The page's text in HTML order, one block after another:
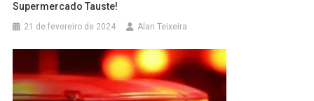
Supermercado Tauste!
21 de fevereiro de 2024 Alan Teixeira